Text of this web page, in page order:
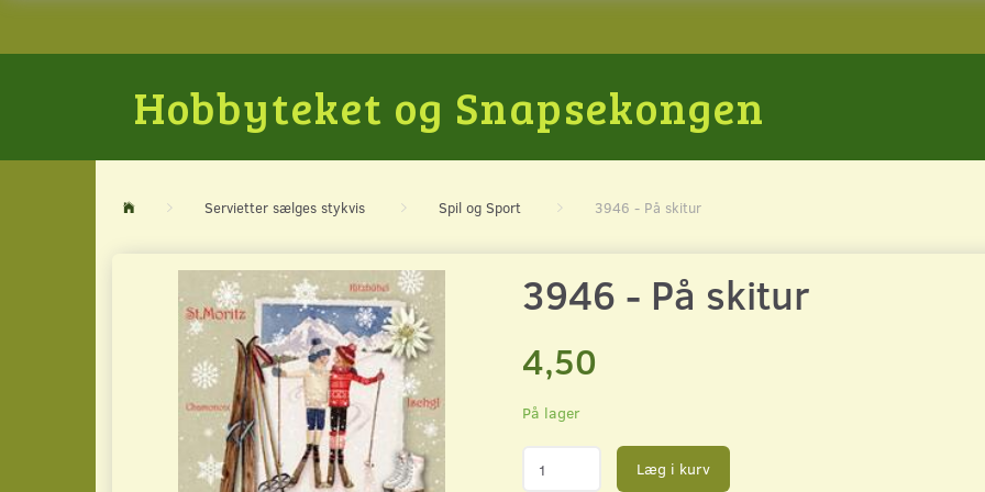
Hobbyteket og Snapsekongen
Servietter sælges stykvis Spil og Sport 3946 - På skitur
3946 - På skitur
4,50
På lager
Læg i kurv